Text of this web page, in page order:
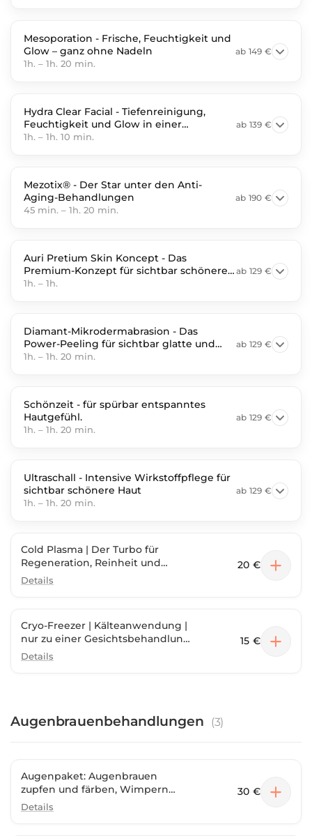
Mesoporation - Frische, Feuchtigkeit und
Glow – ganz ohne Nadeln
1h. – 1h. 20 min.
ab 149 €
Hydra Clear Facial - Tiefenreinigung,
Feuchtigkeit und Glow in einer
Behandlung
1h. – 1h. 10 min.
ab 139 €
Mezotix® - Der Star unter den Anti-
Aging-Behandlungen
45 min. – 1h. 20 min.
ab 190 €
Auri Pretium Skin Koncept - Das
Premium-Konzept für sichtbar schönere
Haut
1h. – 1h.
ab 129 €
Diamant-Mikrodermabrasion - Das
Power-Peeling für sichtbar glatte und
strahlende Haut
1h. – 1h. 20 min.
ab 129 €
Schönzeit - für spürbar entspanntes
Hautgefühl.
1h. – 1h. 20 min.
ab 129 €
Ultraschall - Intensive Wirkstoffpflege für
sichtbar schönere Haut
1h. – 1h. 20 min.
ab 129 €
Cold Plasma | Der Turbo für
Regeneration, Reinheit und
Wirkstoffaufnahme | nur zu einer
Gesichtsbehandlung buchbar
Details
20 €
Cryo-Freezer | Kälteanwendung |
nur zu einer Gesichtsbehandlung
buchbar
Details
15 €
Augenbrauenbehandlungen (3)
Augenpaket: Augenbrauen
zupfen und färben, Wimpern
färben | nur zu einer
Gesichtsbehandlung buchbar
Details
30 €